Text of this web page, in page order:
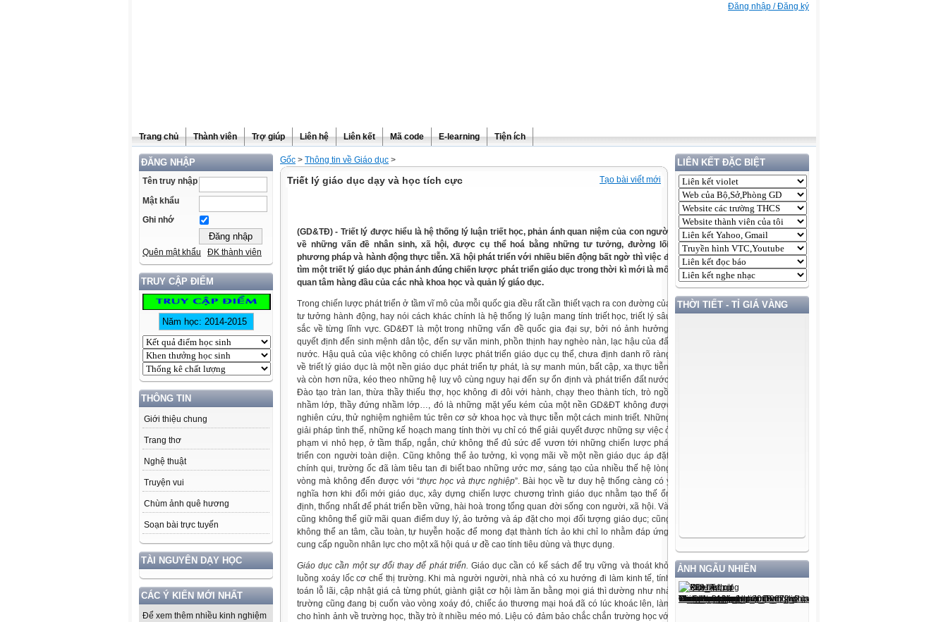
Đăng nhập / Đăng ký
Trang chủ Thành viên Trợ giúp Liên hệ Liên kết Mã code E-learning Tiện ích
ĐĂNG NHẬP
Tên truy nhập
Mật khẩu
Ghi nhớ
Quên mật khẩu ĐK thành viên
TRUY CẬP ĐIỂM
THÔNG TIN
Giới thiệu chung
Trang thơ
Nghệ thuật
Truyện vui
Chùm ảnh quê hương
Soạn bài trực tuyến
TÀI NGUYÊN DẠY HỌC
CÁC Ý KIẾN MỚI NHẤT
Để xem thêm nhiều kinh nghiệm
LIÊN KẾT ĐẶC BIỆT
THỜI TIẾT - TỈ GIÁ VÀNG
ẢNH NGẪU NHIÊN
Gốc > Thông tin về Giáo dục >
Tạo bài viết mới
Triết lý giáo dục dạy và học tích cực
(GD&TĐ) - Triết lý được hiểu là hệ thống lý luận triết học, phản ánh quan niệm của con người
về những vấn đề nhân sinh, xã hội, được cụ thể hoá bằng những tư tưởng, đường lối,
phương pháp và hành động thực tiễn. Xã hội phát triển với nhiều biến động bất ngờ thì việc đi
tìm một triết lý giáo dục phản ánh đúng chiến lược phát triển giáo dục trong thời kì mới là mối
quan tâm hàng đầu của các nhà khoa học và quản lý giáo dục.
Trong chiến lược phát triển ở tầm vĩ mô của mỗi quốc gia đều rất cần thiết vạch ra con đường của
tư tưởng hành động, hay nói cách khác chính là hệ thống lý luận mang tính triết học, triết lý sâu
sắc về từng lĩnh vực. GD&ĐT là một trong những vấn đề quốc gia đại sự, bởi nó ảnh hưởng,
quyết định đến sinh mệnh dân tộc, đến sự văn minh, phồn thịnh hay nghèo nàn, lạc hậu của đất
nước. Hậu quả của việc không có chiến lược phát triển giáo dục cụ thể, chưa định danh rõ ràng
về triết lý giáo dục là một nền giáo dục phát triển tự phát, là sự manh mún, bất cập, xa thực tiễn,
và còn hơn nữa, kéo theo những hệ luỵ vô cùng nguy hại đến sự ổn định và phát triển đất nước.
Đào tạo tràn lan, thừa thầy thiếu thợ, học không đi đôi với hành, chạy theo thành tích, trò ngồi
nhầm lớp, thầy đứng nhầm lớp…, đó là những mặt yếu kém của một nền GD&ĐT không được
nghiên cứu, thử nghiệm nghiêm túc trên cơ sở khoa học và thực tiễn một cách minh triết. Những
giải pháp tình thế, những kế hoạch mang tính thời vụ chỉ có thể giải quyết được những sự việc ở
phạm vi nhỏ hẹp, ở tầm thấp, ngắn, chứ không thể đủ sức để vươn tới những chiến lược phát
triển con người toàn diện. Cũng không thể ảo tưởng, kì vọng mãi về một nền giáo dục áp đặt,
chính qui, trường ốc đã làm tiêu tan đi biết bao những ước mơ, sáng tạo của nhiều thế hệ lòng
vòng mà không đến được với “thực học và thực nghiệp”. Bài học về tư duy hệ thống càng có ý
nghĩa hơn khi đổi mới giáo dục, xây dựng chiến lược chương trình giáo dục nhằm tạo thế ổn
định, thống nhất để phát triển bền vững, hài hoà trong tổng quan đời sống con người, xã hội. Và,
cũng không thể giữ mãi quan điểm duy lý, ảo tưởng và áp đặt cho mọi đối tượng giáo dục; cũng
không thể an tâm, cầu toàn, tự huyễn hoặc để mong đạt thành tích ảo khi chỉ lo nhằm đáp ứng,
cung cấp nguồn nhân lực cho một xã hội quá ư đề cao tính tiêu dùng và thực dụng.
Giáo dục cần một sự đổi thay để phát triển. Giáo dục cần có kế sách để trụ vững và thoát khỏi
luồng xoáy lốc cơ chế thị trường. Khi mà người người, nhà nhà có xu hướng đi làm kinh tế, tính
toán lỗ lãi, cập nhật giá cả từng phút, giành giật cơ hội làm ăn bằng mọi giá thì dường như nhà
trường cũng đang bị cuốn vào vòng xoáy đó, chiếc áo thương mại hoá đã có lúc khoác lên, làm
cho hình ảnh về trường học, thầy trò ít nhiều méo mó. Liệu có đảm bảo chắc chắn trường học với